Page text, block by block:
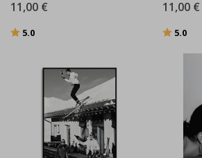
11,00 €
Bewertung:
5.0
11,00 €
5.0